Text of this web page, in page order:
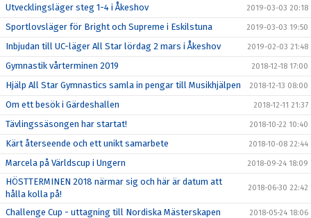
Utvecklingsläger steg 1-4 i Åkeshov 2019-03-03 20:18
Sportlovsläger för Bright och Supreme i Eskilstuna 2019-03-03 19:50
Inbjudan till UC-läger All Star lördag 2 mars i Åkeshov 2019-02-03 21:48
Gymnastik vårterminen 2019 2018-12-18 17:00
Hjälp All Star Gymnastics samla in pengar till Musikhjälpen 2018-12-13 08:00
Om ett besök i Gärdeshallen 2018-12-11 21:37
Tävlingssäsongen har startat! 2018-10-22 10:40
Kärt återseende och ett unikt samarbete 2018-10-08 22:44
Marcela på Världscup i Ungern 2018-09-24 18:09
HÖSTTERMINEN 2018 närmar sig och här är datum att
hålla kolla på!
2018-06-30 22:42
Challenge Cup - uttagning till Nordiska Mästerskapen 2018-05-24 18:06